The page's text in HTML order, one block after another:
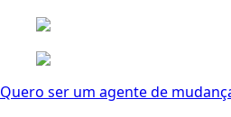
Quero ser um agente de